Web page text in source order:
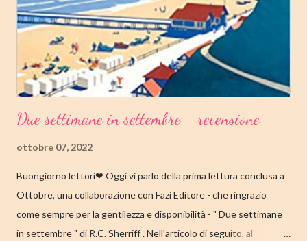
abbandonare la scuola molto presto, a quattordici anni compie i
primi passi nel mondo del lavoro. Indossato il vestito buono e
infilato il ...
Due settimane in settembre - recensione
ottobre 07, 2022
Buongiorno lettori❤ Oggi vi parlo della prima lettura conclusa a
Ottobre, una collaborazione con Fazi Editore - che ringrazio
come sempre per la gentilezza e disponibilità - " Due settimane
in settembre " di R.C. Sherriff . Nell'articolo di seguito, al